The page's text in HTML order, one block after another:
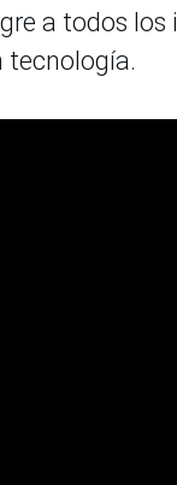
a todos los
tecnología.